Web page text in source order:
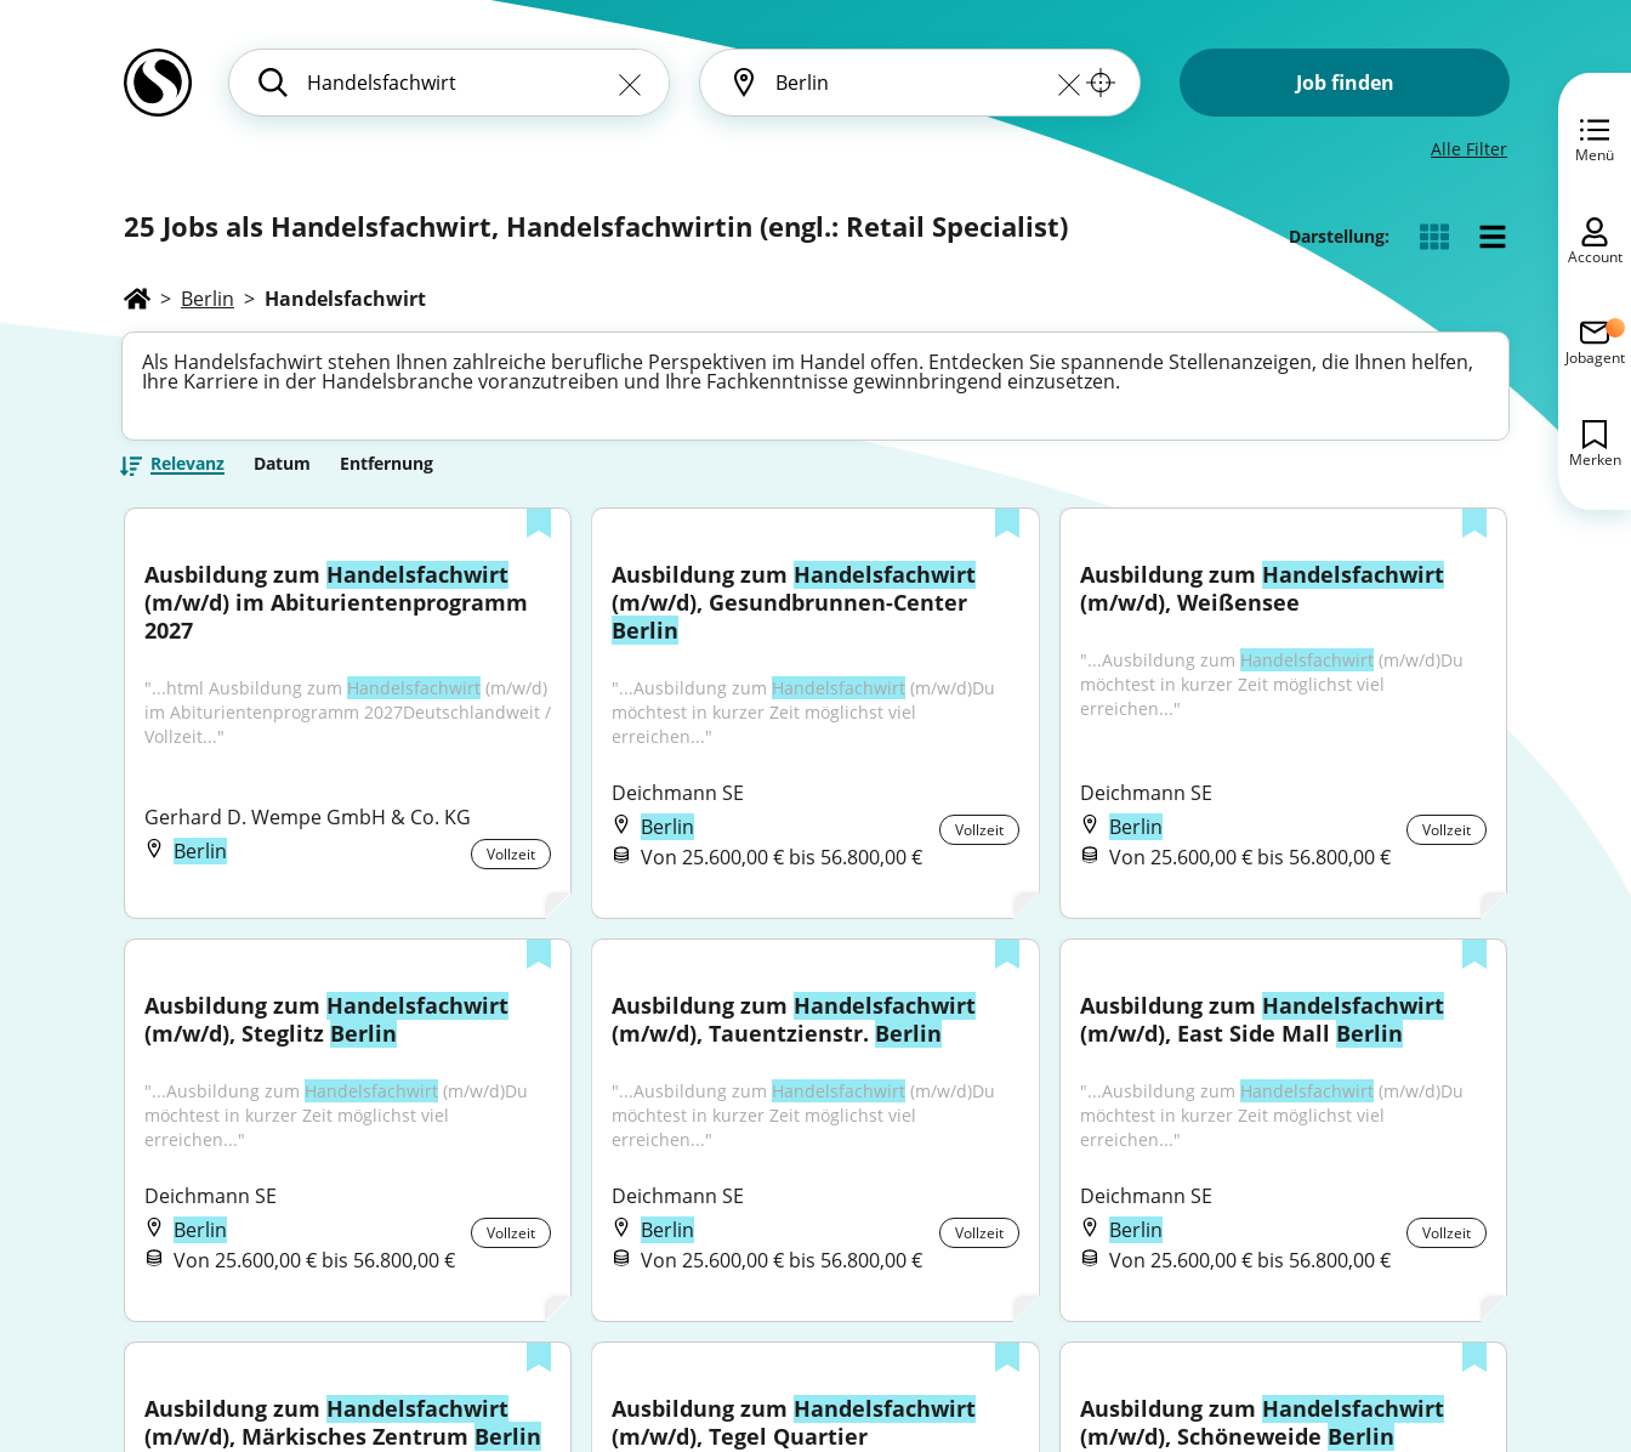
Job finden
Alle Filter
25 Jobs als Handelsfachwirt, Handelsfachwirtin (engl.: Retail Specialist) Darstellung:
> Berlin > Handelsfachwirt
Als Handelsfachwirt stehen Ihnen zahlreiche berufliche Perspektiven im Handel offen. Entdecken Sie spannende Stellenanzeigen, die Ihnen helfen,
Ihre Karriere in der Handelsbranche voranzutreiben und Ihre Fachkenntnisse gewinnbringend einzusetzen.
Relevanz Datum Entfernung
Ausbildung zum Handelsfachwirt
(m/w/d) im Abiturientenprogramm
2027
"...html Ausbildung zum Handelsfachwirt (m/w/d)
im Abiturientenprogramm 2027Deutschlandweit /
Vollzeit..."
Gerhard D. Wempe GmbH & Co. KG
Berlin
Vollzeit
Ausbildung zum Handelsfachwirt
Berlin
"...Ausbildung zum Handelsfachwirt (m/w/d)Du
möchtest in kurzer Zeit möglichst viel
erreichen..."
Deichmann SE
Berlin
Vollzeit
Von 25.600,00 € bis 56.800,00 €
Ausbildung zum Handelsfachwirt
(m/w/d), Weißensee
"...Ausbildung zum Handelsfachwirt (m/w/d)Du
möchtest in kurzer Zeit möglichst viel
erreichen..."
Deichmann SE
Berlin
Vollzeit
Von 25.600,00 € bis 56.800,00 €
Ausbildung zum Handelsfachwirt
(m/w/d), Steglitz Berlin
"...Ausbildung zum Handelsfachwirt (m/w/d)Du
möchtest in kurzer Zeit möglichst viel
erreichen..."
Deichmann SE
Berlin
Vollzeit
Von 25.600,00 € bis 56.800,00 €
Ausbildung zum Handelsfachwirt
(m/w/d), Tauentzienstr. Berlin
"...Ausbildung zum Handelsfachwirt (m/w/d)Du
möchtest in kurzer Zeit möglichst viel
erreichen..."
Deichmann SE
Berlin
Vollzeit
Von 25.600,00 € bis 56.800,00 €
Ausbildung zum Handelsfachwirt
(m/w/d), East Side Mall Berlin
"...Ausbildung zum Handelsfachwirt (m/w/d)Du
möchtest in kurzer Zeit möglichst viel
erreichen..."
Deichmann SE
Berlin
Vollzeit
Von 25.600,00 € bis 56.800,00 €
Ausbildung zum Handelsfachwirt
(m/w/d), Märkisches Zentrum Berlin
Ausbildung zum Handelsfachwirt
(m/w/d), Tegel Quartier
Ausbildung zum Handelsfachwirt
(m/w/d), Schöneweide Berlin
Menü
Account
Jobagent
Merken